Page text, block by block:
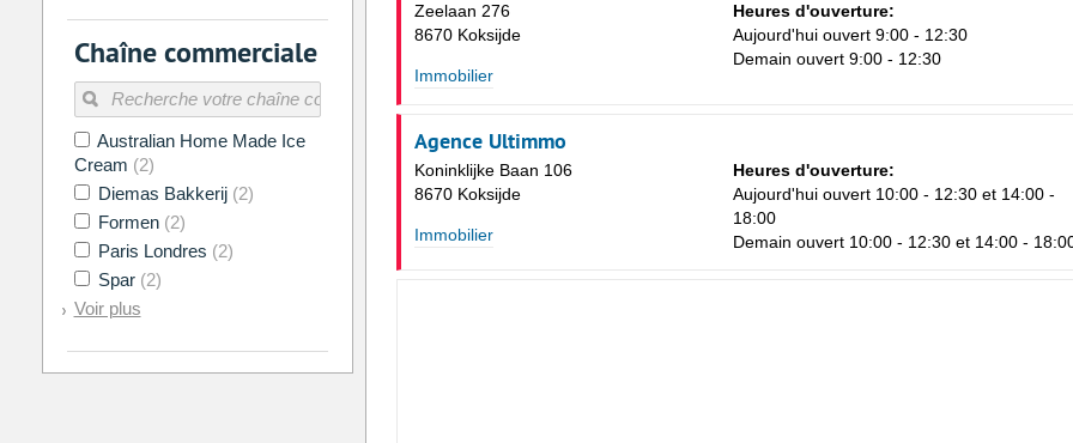
Chaîne commerciale
Australian Home Made Ice
Cream (2)
Diemas Bakkerij (2)
Formen (2)
Paris Londres (2)
Spar (2)
Voir plus
Zeelaan 276
8670 Koksijde
Immobilier
Heures d'ouverture:
Aujourd'hui ouvert 9:00 - 12:30
Demain ouvert 9:00 - 12:30
Agence Ultimmo
Koninklijke Baan 106
8670 Koksijde
Immobilier
Heures d'ouverture:
Aujourd'hui ouvert 10:00 - 12:30 et 14:00 -
18:00
Demain ouvert 10:00 - 12:30 et 14:00 -